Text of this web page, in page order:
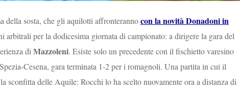
della sosta, che gli aquilotti affronterannocon la novità Donadoni in
arbitrali per la dodicesima giornata di campionato: a dirigere la gara del
diMazzoleni. Esiste solo un precedente con il fischietto varesino
Cesena, gara terminata 1-2 per i romagnoli. Una partita in cui il
sconfitta delle Aquile: Rocchi lo ha scelto nuovamente ora a distanza di